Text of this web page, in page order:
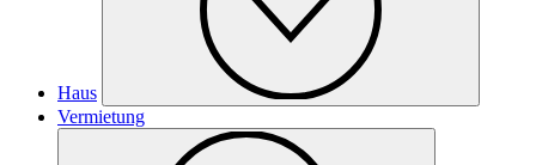
Haus
Vermietung